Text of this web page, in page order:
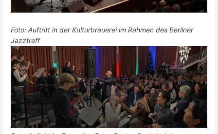
Foto: Auftritt in der Kulturbrauerei im Rahmen des Berliner
Jazztreff